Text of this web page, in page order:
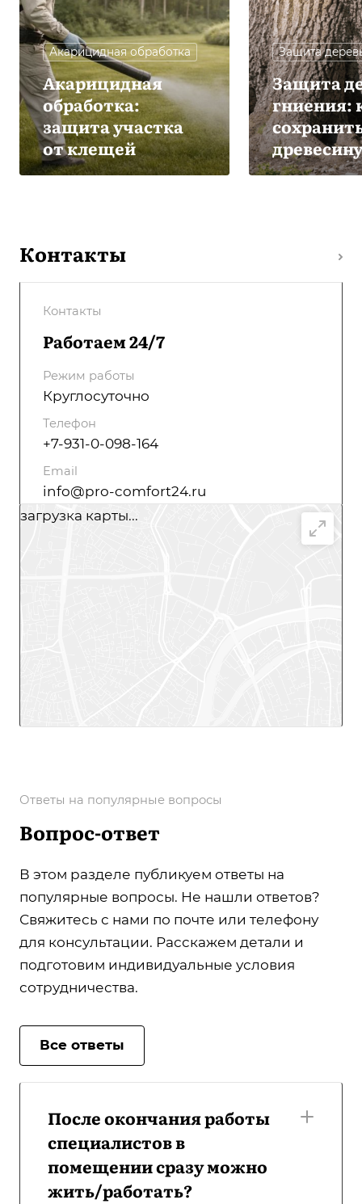
Акарицидная обработка
Акарицидная
обработка:
защита участка
от клещей
Защита
Защита
гниения:
древесину
Контакты
Контакты
Работаем 24/7
Режим работы
Круглосуточно
Телефон
+7-931-0-098-164
Email
info@pro-comfort24.ru
загрузка карты...
Ответы на популярные вопросы
Вопрос-ответ
В этом разделе публикуем ответы на
популярные вопросы. Не нашли ответов?
Свяжитесь с нами по почте или телефону
для консультации. Расскажем детали и
подготовим индивидуальные условия
сотрудничества.
Все ответы
После окончания работы
специалистов в
помещении сразу можно
жить/работать?